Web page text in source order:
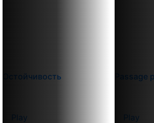
Остойчивость
Play
Passage
Play